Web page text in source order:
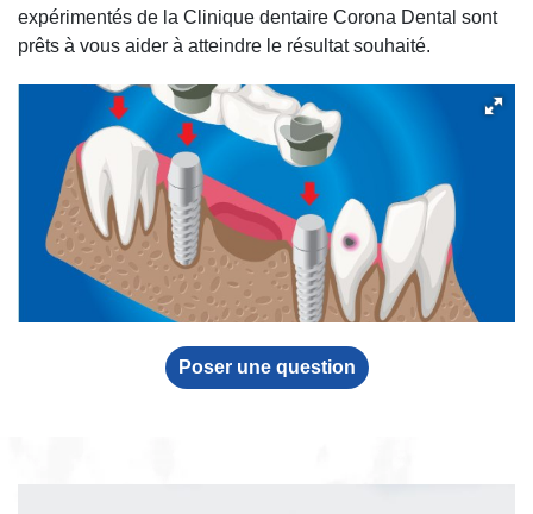
expérimentés de la Clinique dentaire Corona Dental sont
prêts à vous aider à atteindre le résultat souhaité.
Poser une question